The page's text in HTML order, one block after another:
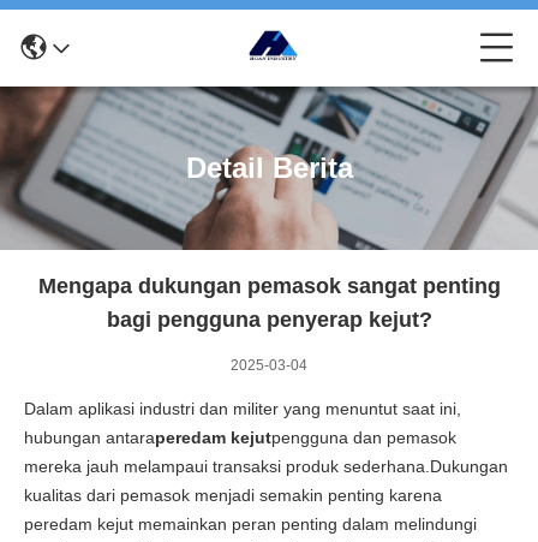
Detail Berita
Mengapa dukungan pemasok sangat penting
bagi pengguna penyerap kejut?
2025-03-04
Dalam aplikasi industri dan militer yang menuntut saat ini,
hubungan antaraperedam kejutpengguna dan pemasok
mereka jauh melampaui transaksi produk sederhana.Dukungan
kualitas dari pemasok menjadi semakin penting karena
peredam kejut memainkan peran penting dalam melindungi